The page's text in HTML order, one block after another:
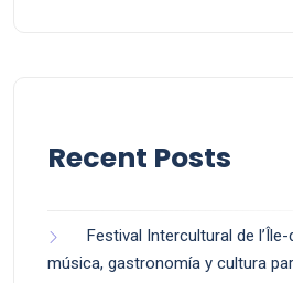
Recent Posts
Festival Intercultural de
música, gastronomía y cultura